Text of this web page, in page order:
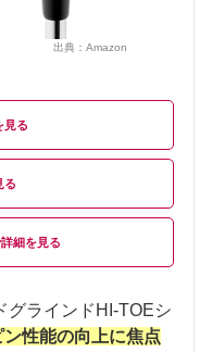
出典： Amazon
グラインドHI-TOEシ
ン性能の向上に焦点